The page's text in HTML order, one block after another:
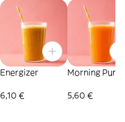
Energizer
6,10 €
Morning
5,60 €